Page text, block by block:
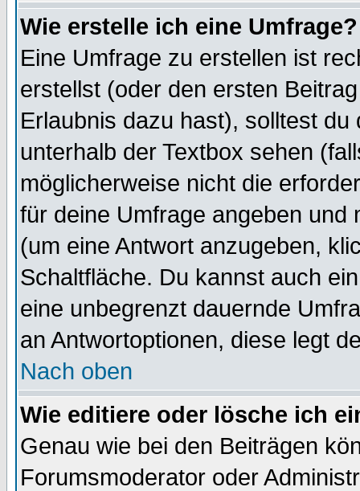
Wie erstelle ich eine Umfrage?
Eine Umfrage zu erstellen ist
erstellst (oder den ersten
Erlaubnis dazu hast), solltest
unterhalb der Textbox sehen
möglicherweise nicht die
für deine Umfrage angeben und
(um eine Antwort anzugeben,
Schaltfläche. Du kannst auch
eine unbegrenzt dauernde
an Antwortoptionen, diese legt
Nach oben
Wie editiere oder lösche ich
Genau wie bei den Beiträgen
Forumsmoderator oder